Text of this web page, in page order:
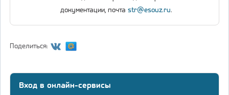
документации, почта str@esouz.ru.
Поделиться:
Вход в онлайн-сервисы